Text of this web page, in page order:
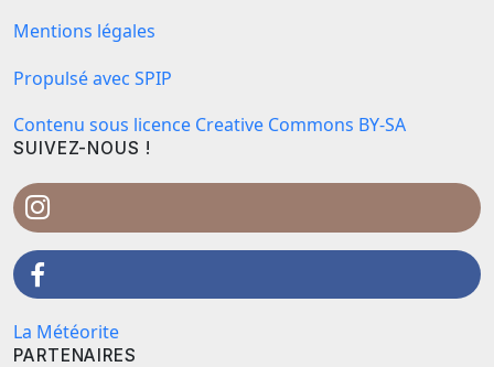
Mentions légales
Propulsé avec SPIP
Contenu sous licence Creative Commons BY-SA
SUIVEZ-NOUS !
La Météorite
PARTENAIRES